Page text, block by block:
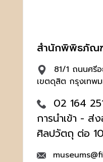
สำนักพิพิธภัณฑ
81/1 ถนนศรี
เขตดุสิต กรุงเทพ
02 164
การนำเข้า - ส่
ศิลปวัตถุ ต่อ